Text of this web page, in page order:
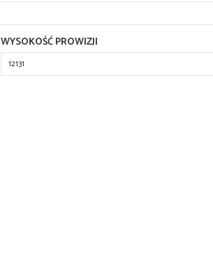
WYSOKOŚĆ PROWIZJI